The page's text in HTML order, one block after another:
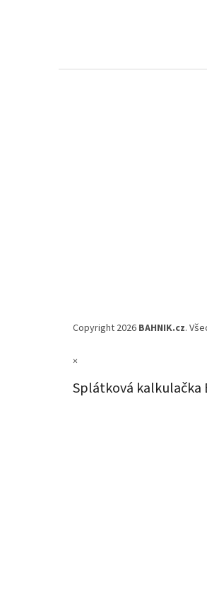
Copyright 2026 BAHNIK.cz.
×
Splátková kalkulačka